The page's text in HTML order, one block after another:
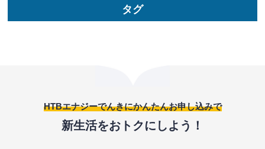
タグ
HTBエナジーでんきにかんたんお申し込みで
新生活をおトクにしよう！